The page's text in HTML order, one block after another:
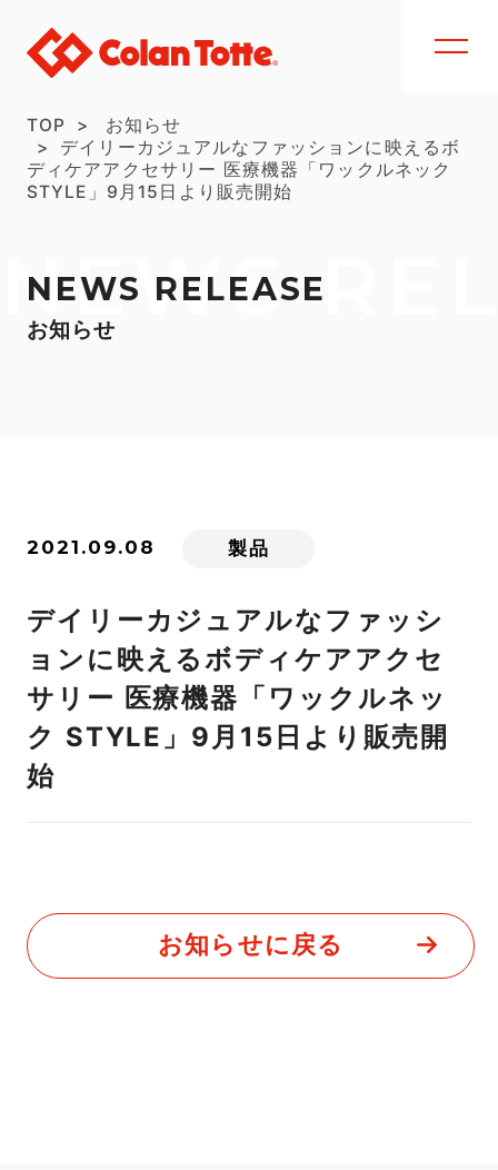
TOP
お知らせ
デイリーカジュアルなファッションに映えるボ
ディケアアクセサリー 医療機器「ワックルネック
STYLE」9月15日より販売開始
NEWS RELEASE
お知らせ
NEWS
2021.09.08 製品
デイリーカジュアルなファッシ
ョンに映えるボディケアアクセ
サリー 医療機器「ワックルネッ
ク STYLE」9月15日より販売開
始
お知らせに戻る